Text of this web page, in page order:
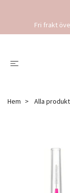
Fri frakt
Hem Alla